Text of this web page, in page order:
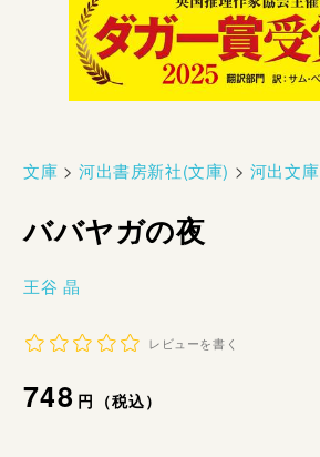
文庫 >河出書房新社(文庫) > 河出文庫
ババヤガの夜
王谷 晶
レビューを書く
通
748円（税込）